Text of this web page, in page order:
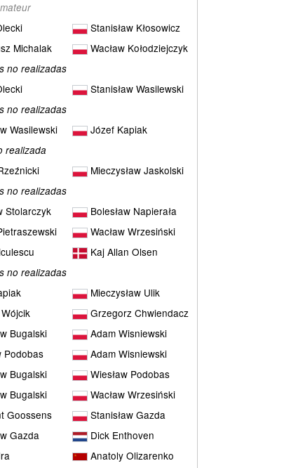
Stanisław Kłosowicz
Michalak
Wacław Kołodziejczyk
no realizadas
Stanisław Wasilewski
no realizadas
Wasilewski
Józef Kapiak
realizada
Mieczysław Jaskolski
no realizadas
Stolarczyk
Bolesław Napierała
Wacław Wrzesiński
Kaj Allan Olsen
no realizadas
Mieczysław Ulik
Grzegorz Chwiendacz
Bugalski
Adam Wisniewski
Podobas
Adam Wisniewski
Bugalski
Wiesław Podobas
Bugalski
Wacław Wrzesiński
Goossens
Stanisław Gazda
Gazda
Dick Enthoven
Anatoly Olizarenko